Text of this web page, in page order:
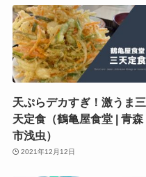
天ぷらデカすぎ！激うま三
天定食（鶴亀屋食堂 | 青森
市浅虫）
2021年12月12日